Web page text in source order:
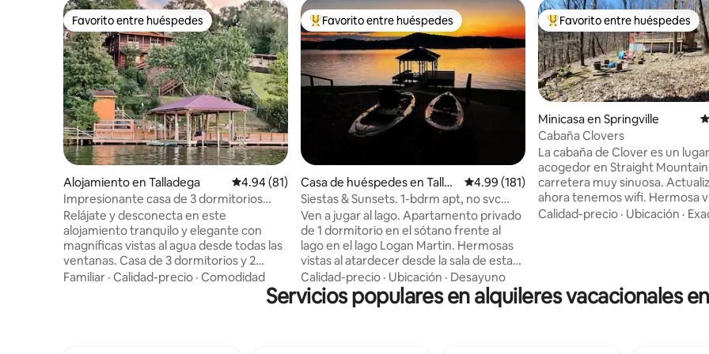
Favorito entre huéspedes
Favorito entre huéspedes
Alojamiento en Talladega Calificación promedio: 4.94 de 5, 81 reseñas
4.94 (81)
Impresionante casa de 3 dormitorios
frente al lago
Relájate y desconecta en este
alojamiento tranquilo y elegante con
magníficas vistas al agua desde todas las
ventanas. Casa de 3 dormitorios y 2
baños con cocina completa, mesa de
billar/mesa de ping pong, chimenea de
gas y muelle del canal principal. Disfruta
Familiar · Calidad-precio · Comodidad
Favorito entre huéspedes preferido
Favorito entre huéspedes
Casa de huéspedes en Tallad
ega
Calificación promedio: 4.99 de 5, 181 reseñas
4.99 (181)
Siestas & Sunsets. 1-bdrm apt, no svc
fees
Ven a jugar al lago. Apartamento privado
de 1 dormitorio en el sótano frente al
lago en el lago Logan Martin. Hermosas
vistas al atardecer desde la sala de estar
y el dormitorio. Cama tamaño queen,
ducha de efecto lluvia en baño privado,
cocina con fogones (sin horno), sala de
Calidad-precio · Ubicación · Desayuno
Favorito entre huéspedes
Favorito entre huéspedes
Minicasa en Springville
Cabaña Clovers
La cabaña de Clover es un
acogedor en Straight
carretera muy sinuosa.
ahora tenemos wifi. Hermosa
invierno, se puede ver a
ruidos de los animales. Puedes
caminar por la puerta de atrás.
Calidad-precio · Ubicación ·
Servicios populares en alquileres vacacionales